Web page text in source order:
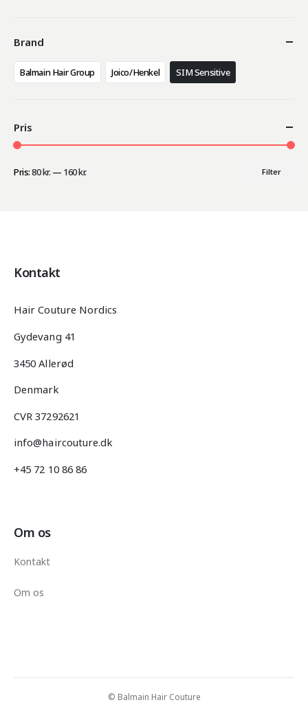
Brand
Balmain Hair Group Joico/Henkel SIM Sensitive
Pris
Mindste
Højeste
Filter
Pris:80 kr. — 160 kr.
Kontakt
Hair Couture Nordics
Gydevang 41
3450 Allerød
Denmark
CVR 37292621
info@haircouture.dk
+45 72 10 86 86
Om os
Kontakt
Om os
© Balmain Hair Couture